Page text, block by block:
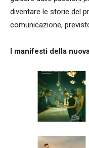
diventare le storie del
comunicazione,
I manifesti della